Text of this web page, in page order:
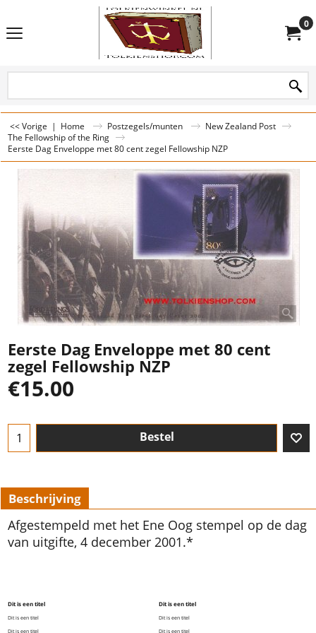
0
<< Vorige | Home Postzegels/munten
New Zealand Post
The Fellowship of the Ring
Eerste Dag Enveloppe met 80 cent zegel Fellowship NZP
Eerste Dag Enveloppe met 80 cent
zegel Fellowship NZP
€15.00
Bestel
Beschrijving
Afgestempeld met het Ene Oog stempel op de dag
van uitgifte, 4 december 2001.*
Dit is een titel
Dit is een titel
Dit is een titel
Dit is een titel
Dit is een titel
Dit is een titel